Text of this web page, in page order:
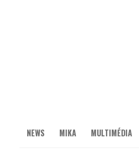
NEWS MIKA MULTIMÉDIA